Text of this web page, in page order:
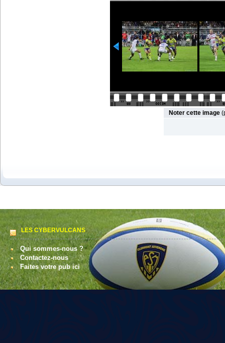
Noter cette image
LES CYBERVULCANS
Qui sommes-nous ?
Contactez-nous
Faites votre pub ici